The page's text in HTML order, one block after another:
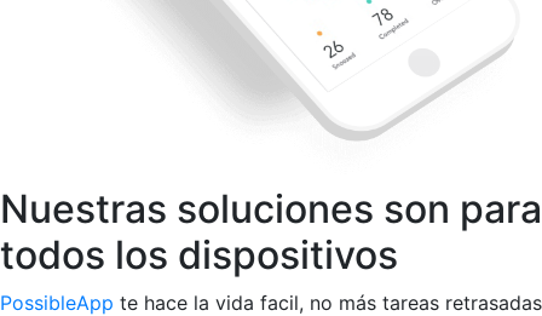
Nuestras soluciones son para
todos los dispositivos
PossibleApp te hace la vida facil, no más tareas retrasadas